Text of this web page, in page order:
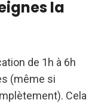
la
de 1h à 6h
(même si
Cela